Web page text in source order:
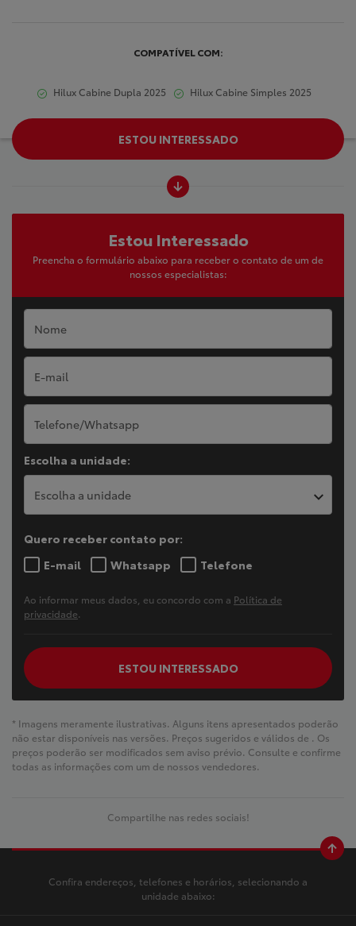
COMPATÍVEL COM:
Hilux Cabine Dupla 2025 Hilux Cabine Simples 2025
ESTOU INTERESSADO
Estou Interessado
Preencha o formulário abaixo para receber o contato de um de
nossos especialistas:
Escolha a unidade:
Escolha a unidade
Quero receber contato por:
E-mail
Whatsapp Telefone
Ao informar meus dados, eu concordo com a Política de
privacidade.
ESTOU INTERESSADO
* Imagens meramente ilustrativas. Alguns itens apresentados poderão
não estar disponíveis nas versões. Preços sugeridos e válidos de . Os
preços poderão ser modificados sem aviso prévio. Consulte e confirme
todas as informações com um de nossos vendedores.
Compartilhe nas redes sociais!
Confira endereços, telefones e horários, selecionando a
unidade abaixo: